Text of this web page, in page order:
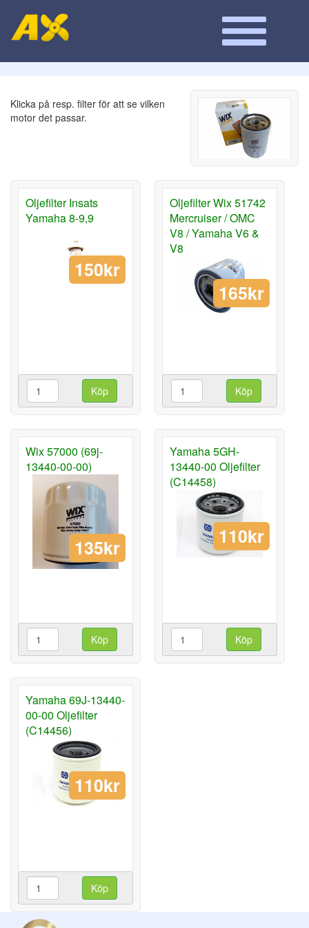
Klicka på resp. filter för att se vilken
motor det passar.
Oljefilter Insats
Yamaha 8-9,9
150kr
Köp
Oljefilter Wix 51742
Mercruiser / OMC
V8 / Yamaha V6 &
V8
165kr
Köp
Wix 57000 (69j-
13440-00-00)
135kr
Köp
Yamaha 5GH-
13440-00 Oljefilter
(C14458)
110kr
Köp
Yamaha 69J-13440-
00-00 Oljefilter
(C14456)
110kr
Köp